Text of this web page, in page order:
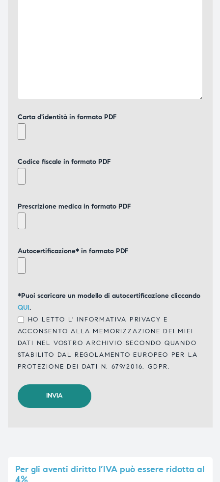
Carta d'identità in formato PDF
Codice fiscale in formato PDF
Prescrizione medica in formato PDF
Autocertificazione* in formato PDF
*Puoi scaricare un modello di autocertificazione cliccando
QUI.
HO LETTO L' INFORMATIVA PRIVACY E
ACCONSENTO ALLA MEMORIZZAZIONE DEI MIEI
DATI NEL VOSTRO ARCHIVIO SECONDO QUANDO
STABILITO DAL REGOLAMENTO EUROPEO PER LA
PROTEZIONE DEI DATI N. 679/2016, GDPR.
Pergli aventi diritto l’IVA può essere ridotta al
4%